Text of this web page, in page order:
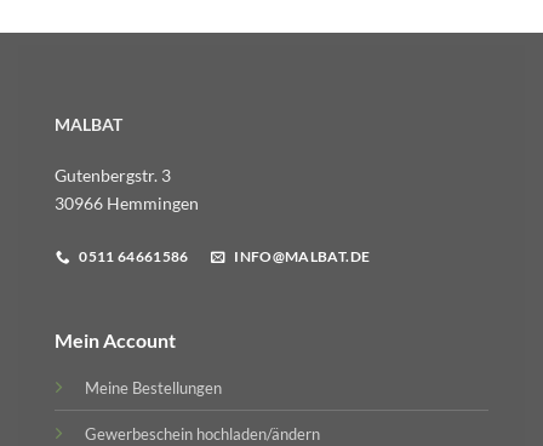
MALBAT
Gutenbergstr. 3
30966 Hemmingen
0511 64661586 INFO@MALBAT.DE
Mein Account
Meine Bestellungen
Gewerbeschein hochladen/ändern